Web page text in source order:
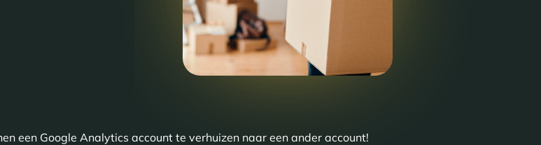
een Google Analytics account te verhuizen naar een ander account!